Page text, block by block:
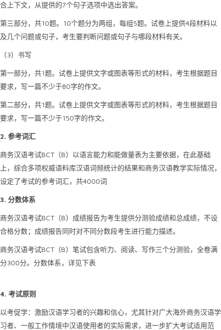
合上下文，从提供的7个句子选项中选出答案。
第三部分，共10题。 10个题分为两组，每组 5题。试卷上提供4段材料以
及几个问题或句子，考生要判断问题或句子与哪段材料有关。
（3）书写
第一部分，共1题。试卷上提供文字或图表等形式的材料，考生根据题目
要求，写一篇不少于80字的作文。
第二部分，共1题。试卷上提供文字或图表等形式的材料，考生根据题目
要求，写一篇不少于150字的作文。
2. 参考词汇
商务汉语考试BCT（B）以语言能力和能做量表为主要依据，在此基础
上，综合多项权威语料库汉语词频统计的结果和商务汉语教学实际情况，
设定了考试的参考词汇，共4000词
3. 分数体系
商务汉语考试BCT（B）成绩报告为考生提供分测验成绩和总成绩，不设
合格分数；成绩报告同时对不同分数段考生进行能力描述。
商务汉语考试BCT（B）笔试包含听力、阅读、写作三个分测验，全卷满
分300分。分数体系，详见下表
4. 考试原则
以考促学：激励汉语学习者的兴趣和信心，尤其针对广大海外商务汉语学
习者、一般工作情境中汉语使用者的实际需求，进一步扩大考试适用范